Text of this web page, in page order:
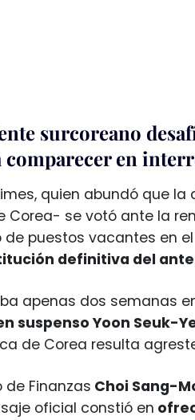
surcoreano
en
quien abundó que
Corea- se votó ante la
puestos vacantes en
definitiva del
apenas dos semanas
suspenso Yoon Seuk-
de Corea resulta
de Finanzas Choi Sang-
oficial constió en